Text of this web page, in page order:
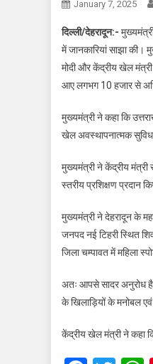
January 7, 2025
दिल्ली/देहरादून:-
में जानकारियां साझा की।
मोदी और केंद्रीय खेल
आए लगभग 10 हजार से
मुख्यमंत्री ने कहा कि
खेल अवस्थापनात्मक
मुख्यमंत्री ने केंद्रीय मंत्री
स्तरीय प्रशिक्षण प्रदान
मुख्यमंत्री ने देहरादून के
जनपद नई टिहरी स्थित
जिला चम्पावत में महिला
अतः आपसे सादर अनुरोध है
के खिलाड़ियों के मनोबल एवं
केंद्रीय खेल मंत्री ने कहा